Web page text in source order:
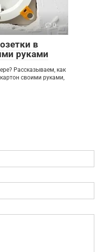
0
в
руками
Рассказываем, как
своими руками,